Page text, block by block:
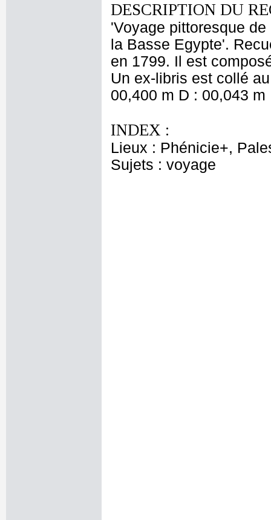
DESCRIPTION DU
'Voyage pittoresque
la Basse Egypte'.
en 1799. Il est
Un ex-libris est collé
00,400 m D : 00,043
INDEX :
Lieux : Phénicie+,
Sujets : voyage